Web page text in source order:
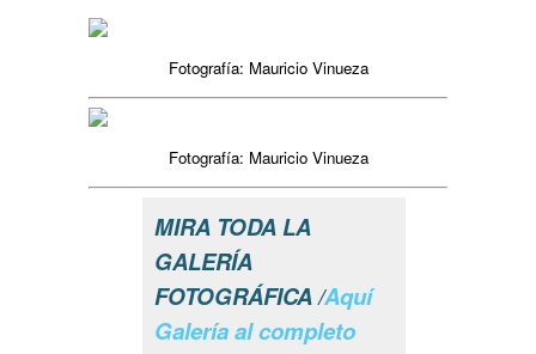
Fotografía: Mauricio Vinueza
Fotografía: Mauricio Vinueza
MIRA TODA LA
GALERÍA
FOTOGRÁFICA /Aquí
Galería al completo